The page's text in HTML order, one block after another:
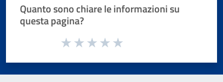
Quanto sono chiare le informazioni su
questa pagina?
Valuta da 1 a 5 stelle la pagina